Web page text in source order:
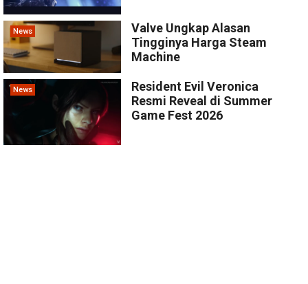
News
Valve Ungkap Alasan
Tingginya Harga Steam
Machine
News
Resident Evil Veronica
Resmi Reveal di Summer
Game Fest 2026